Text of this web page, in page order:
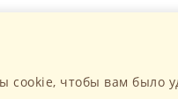
чтобы вам было